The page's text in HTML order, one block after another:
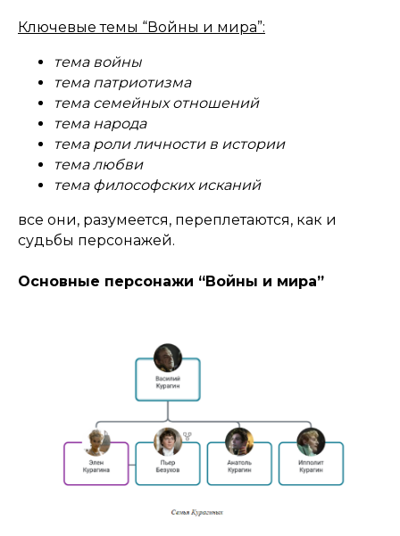
Ключевые темы “Войны и мира”:
тема войны
тема патриотизма
тема семейных отношений
тема народа
тема роли личности в истории
тема любви
тема философских исканий
все они, разумеется, переплетаются, как и
судьбы персонажей.
Основные персонажи “Войны и мира”